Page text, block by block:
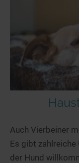
Auch Vierbeiner
Es gibt zahlreiche
der Hund